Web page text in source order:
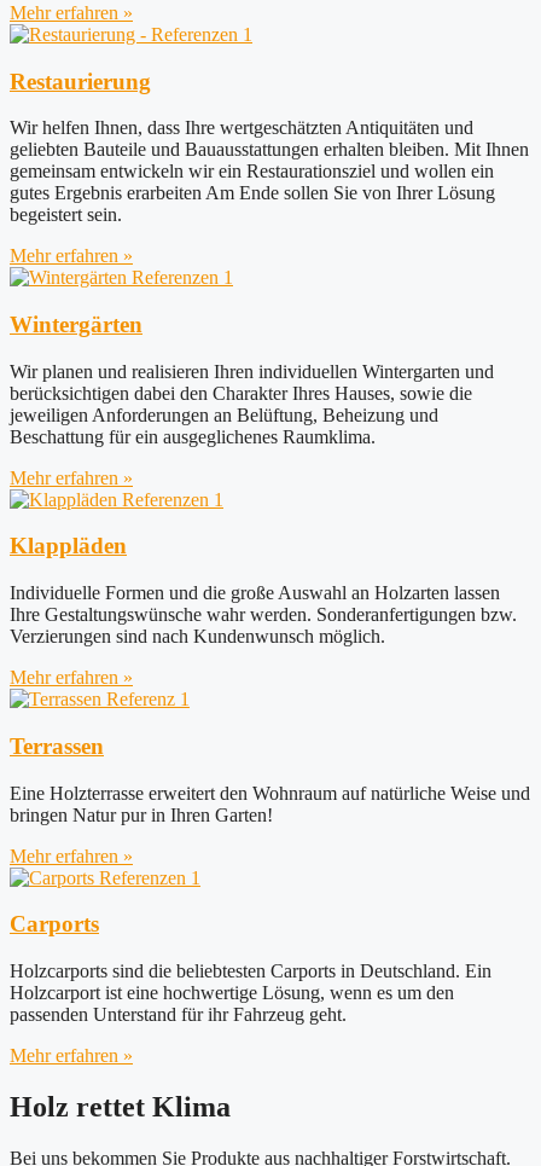
Mehr erfahren »
Restaurierung
Wir helfen Ihnen, dass Ihre wertgeschätzten Antiquitäten und
geliebten Bauteile und Bauausstattungen erhalten bleiben. Mit Ihnen
gemeinsam entwickeln wir ein Restaurationsziel und wollen ein
gutes Ergebnis erarbeiten Am Ende sollen Sie von Ihrer Lösung
begeistert sein.
Mehr erfahren »
Wintergärten
Wir planen und realisieren Ihren individuellen Wintergarten und
berücksichtigen dabei den Charakter Ihres Hauses, sowie die
jeweiligen Anforderungen an Belüftung, Beheizung und
Beschattung für ein ausgeglichenes Raumklima.
Mehr erfahren »
Klappläden
Individuelle Formen und die große Auswahl an Holzarten lassen
Ihre Gestaltungswünsche wahr werden. Sonderanfertigungen bzw.
Verzierungen sind nach Kundenwunsch möglich.
Mehr erfahren »
Terrassen
Eine Holzterrasse erweitert den Wohnraum auf natürliche Weise und
bringen Natur pur in Ihren Garten!
Mehr erfahren »
Carports
Holzcarports sind die beliebtesten Carports in Deutschland. Ein
Holzcarport ist eine hochwertige Lösung, wenn es um den
passenden Unterstand für ihr Fahrzeug geht.
Mehr erfahren »
Holz rettet Klima
Bei uns bekommen Sie Produkte aus nachhaltiger Forstwirtschaft.